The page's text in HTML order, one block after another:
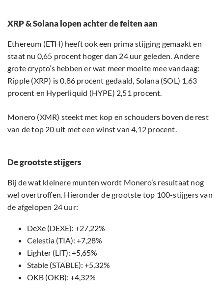
XRP & Solana lopen achter de feiten aan
Ethereum (ETH) heeft ook een prima stijging gemaakt en
staat nu 0,65 procent hoger dan 24 uur geleden. Andere
grote crypto’s hebben er wat meer moeite mee vandaag:
Ripple (XRP) is 0,86 procent gedaald, Solana (SOL) 1,63
procent en Hyperliquid (HYPE) 2,51 procent.
Monero (XMR) steekt met kop en schouders boven de rest
van de top 20 uit met een winst van 4,12 procent.
De grootste stijgers
Bij de wat kleinere munten wordt Monero’s resultaat nog
wel overtroffen. Hieronder de grootste top 100-stijgers van
de afgelopen 24 uur:
DeXe (DEXE): +27,22%
Celestia (TIA): +7,28%
Lighter (LIT): +5,65%
Stable (STABLE): +5,32%
OKB (OKB): +4,32%